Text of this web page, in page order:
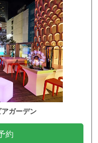
ガーデン
約